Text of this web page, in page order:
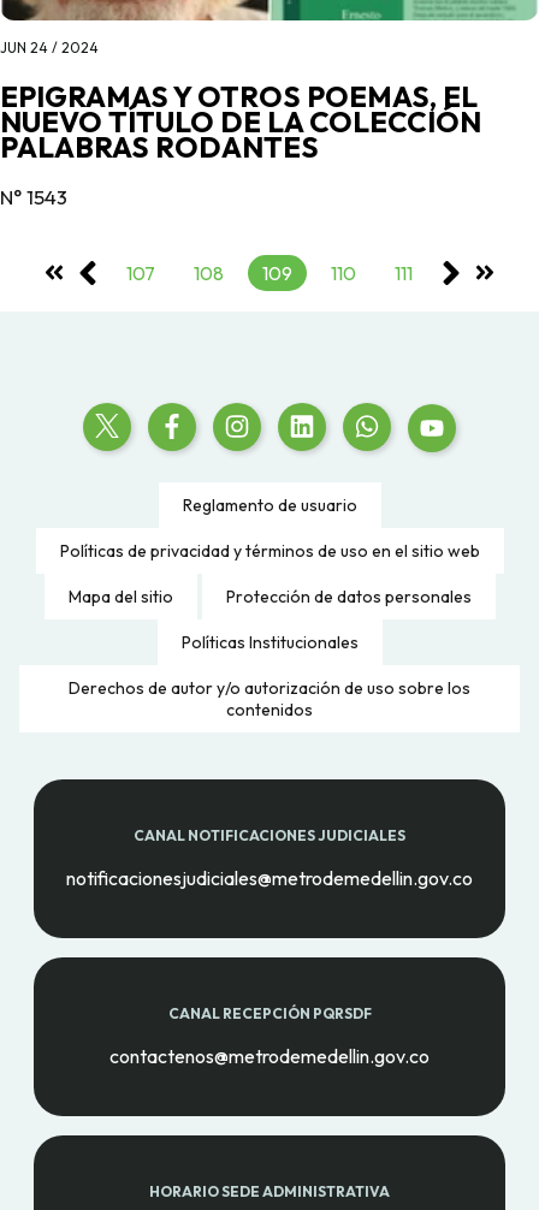
JUN 24 / 2024
EPIGRAMAS Y OTROS POEMAS, EL
NUEVO TÍTULO DE LA COLECCIÓN
PALABRAS RODANTES
N° 1543
107 108 109 110 111
Reglamento de usuario
Políticas de privacidad y términos de uso en el sitio web
Mapa del sitio Protección de datos personales
Políticas Institucionales
Derechos de autor y/o autorización de uso sobre los
contenidos
CANAL NOTIFICACIONES JUDICIALES
notificacionesjudiciales@metrodemedellin.gov.co
CANAL RECEPCIÓN PQRSDF
contactenos@metrodemedellin.gov.co
HORARIO SEDE ADMINISTRATIVA